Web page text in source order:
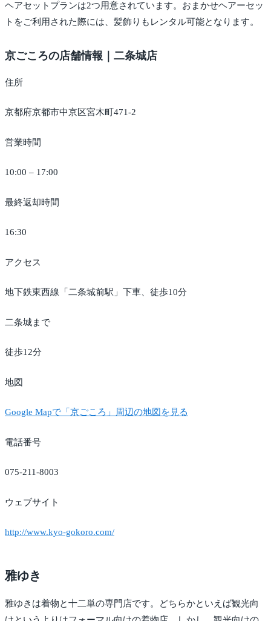
ヘアセットプランは2つ用意されています。おまかせヘアーセッ
トをご利用された際には、髪飾りもレンタル可能となります。
京ごころの店舗情報｜二条城店
住所
京都府京都市中京区宮木町471-2
営業時間
10:00 – 17:00
最終返却時間
16:30
アクセス
地下鉄東西線「二条城前駅」下車、徒歩10分
二条城まで
徒歩12分
地図
Google Mapで「京ごころ」周辺の地図を見る
電話番号
075-211-8003
ウェブサイト
http://www.kyo-gokoro.com/
雅ゆき
雅ゆきは着物と十二単の専門店です。どちらかといえば観光向